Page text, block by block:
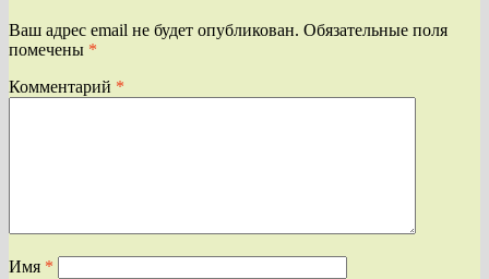
Ваш адрес email не будет опубликован. Обязательные поля
помечены *
Комментарий *
Имя *